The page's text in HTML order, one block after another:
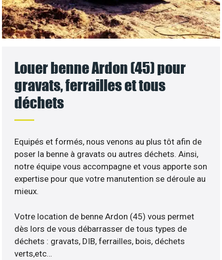
Louer benne Ardon (45) pour
gravats, ferrailles et tous
déchets
Equipés et formés, nous venons au plus tôt afin de
poser la benne à gravats ou autres déchets. Ainsi,
notre équipe vous accompagne et vous apporte son
expertise pour que votre manutention se déroule au
mieux.
Votre location de benne Ardon (45) vous permet
dès lors de vous débarrasser de tous types de
déchets : gravats, DIB, ferrailles, bois, déchets
verts,etc…